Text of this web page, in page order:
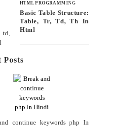
HTML PROGRAMMING
Basic Table Structure:
Table, Tr, Td, Th In
Html
Posts
continue keywords php In